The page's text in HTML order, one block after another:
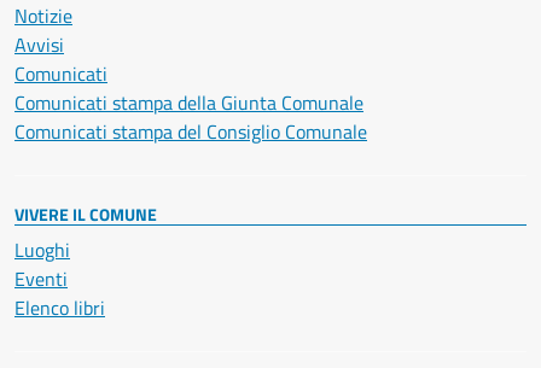
Notizie
Avvisi
Comunicati
Comunicati stampa della Giunta Comunale
Comunicati stampa del Consiglio Comunale
VIVERE IL COMUNE
Luoghi
Eventi
Elenco libri